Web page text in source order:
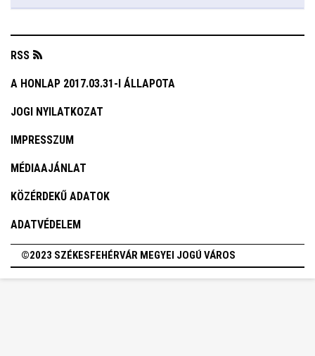
RSS
A HONLAP 2017.03.31-I ÁLLAPOTA
JOGI NYILATKOZAT
IMPRESSZUM
MÉDIAAJÁNLAT
KÖZÉRDEKŰ ADATOK
ADATVÉDELEM
©2023 SZÉKESFEHÉRVÁR MEGYEI JOGÚ VÁROS